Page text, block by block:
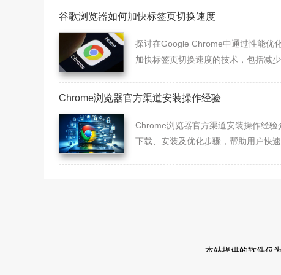
谷歌浏览器如何加快标签页切换速度
探讨在Google Chrome中通过性能优
加快标签页切换速度的技术，包括减少
Chrome浏览器官方渠道安装操作经验
Chrome浏览器官方渠道安装操作经验
下载、安装及优化步骤，帮助用户快速
本站提供的软件仅